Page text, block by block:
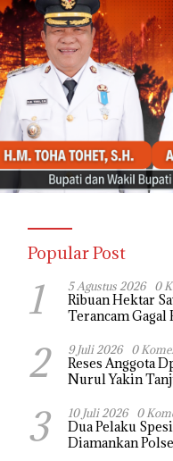
Popular Post
1 5 Agustus 2026 0
Ribuan Hektar
Terancam Gagal
2 9 Juli 2026 0
Reses Anggota
Nurul Yakin
Pembangunan
sampaikan warga
3 10 Juli 2026 0
Dua Pelaku
Diamankan